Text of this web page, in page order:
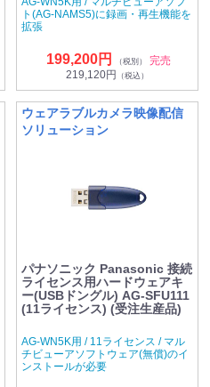
ト(AG-NAMS5)に録画・再生機能を
拡張
199,200円 （税別）
完売
219,120円 （税込）
ウェアラブルカメラ映像配信
ソリューション
パナソニック Panasonic 接続
ライセンス用ハードウェアキ
ー(USBドングル) AG-SFU111
(11ライセンス) (受注生産品)
AG-WN5K用 / 11ライセンス / マル
チビューアソフトウェア(無償)のイ
ンストールが必要